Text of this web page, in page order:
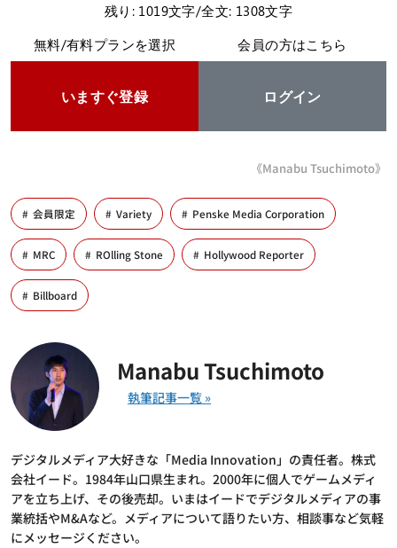
残り: 1019文字/全文: 1308文字
無料/有料プランを選択
いますぐ登録
会員の方はこちら
ログイン
《Manabu Tsuchimoto》
会員限定 Variety Penske Media Corporation
MRC ROlling Stone Hollywood Reporter
Billboard
Manabu Tsuchimoto
デジタルメディア大好きな「Media Innovation」の責任者。株式
会社イード。1984年山口県生まれ。2000年に個人でゲームメディ
アを立ち上げ、その後売却。いまはイードでデジタルメディアの事
業統括やM&Aなど。メディアについて語りたい方、相談事など気軽
にメッセージください。